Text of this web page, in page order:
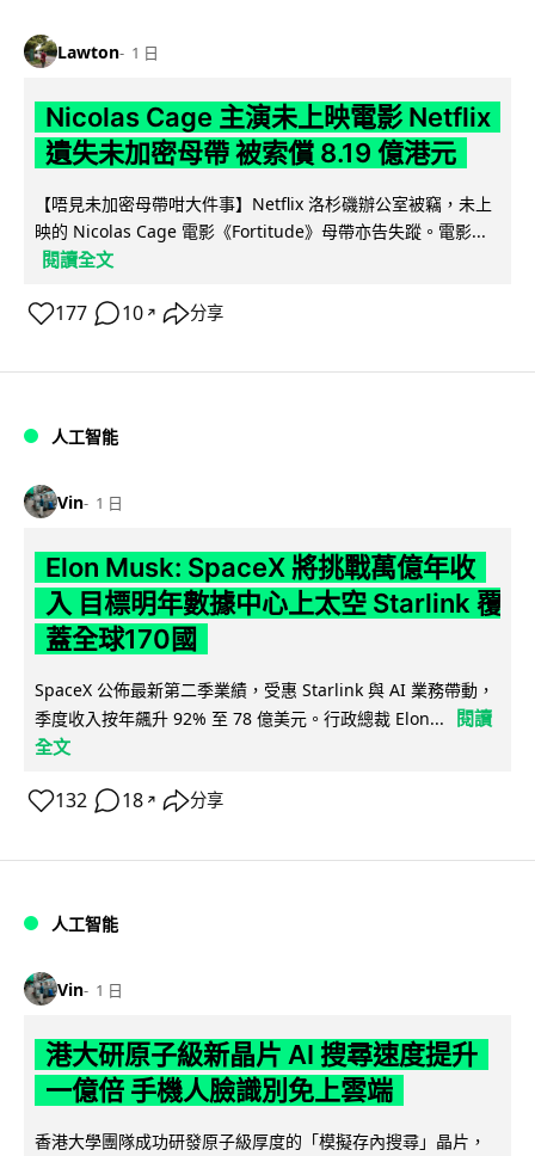
Lawton 1 日
Nicolas Cage 主演未上映電影 Netflix
遺失未加密母帶 被索償 8.19 億港元
【唔見未加密母帶咁大件事】Netflix 洛杉磯辦公室被竊，未上
映的 Nicolas Cage 電影《Fortitude》母帶亦告失蹤。電影...
閱讀全文
177 10 ↗ 分享
人工智能
Vin 1 日
Elon Musk: SpaceX 將挑戰萬億年收
入 目標明年數據中心上太空 Starlink 覆
蓋全球170國
SpaceX 公佈最新第二季業績，受惠 Starlink 與 AI 業務帶動，
季度收入按年飆升 92% 至 78 億美元。行政總裁 Elon...
閱讀
全文
132 18 ↗ 分享
人工智能
Vin 1 日
港大研原子級新晶片 AI 搜尋速度提升
一億倍 手機人臉識別免上雲端
香港大學團隊成功研發原子級厚度的「模擬存內搜尋」晶片，